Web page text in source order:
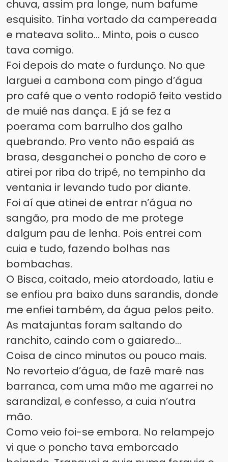
chuva, assim pra longe, num bafume
esquisito. Tinha vortado da campereada
e mateava solito... Minto, pois o cusco
tava comigo.
Foi depois do mate o furdunço. No que
larguei a cambona com pingo d’água
pro café que o vento rodopiô feito vestido
de muié nas dança. E já se fez a
poerama com barrulho dos galho
quebrando. Pro vento não espaiá as
brasa, desganchei o poncho de coro e
atirei por riba do tripé, no tempinho da
ventania ir levando tudo por diante.
Foi aí que atinei de entrar n’água no
sangão, pra modo de me protege
dalgum pau de lenha. Pois entrei com
cuia e tudo, fazendo bolhas nas
bombachas.
O Bisca, coitado, meio atordoado, latiu e
se enfiou pra baixo duns sarandis, donde
me enfiei também, da água pelos peito.
As matajuntas foram saltando do
ranchito, caindo com o gaiaredo...
Coisa de cinco minutos ou pouco mais.
No revorteio d’água, de fazê maré nas
barranca, com uma mão me agarrei no
sarandizal, e confesso, a cuia n’outra
mão.
Como veio foi-se embora. No relampejo
vi que o poncho tava emborcado